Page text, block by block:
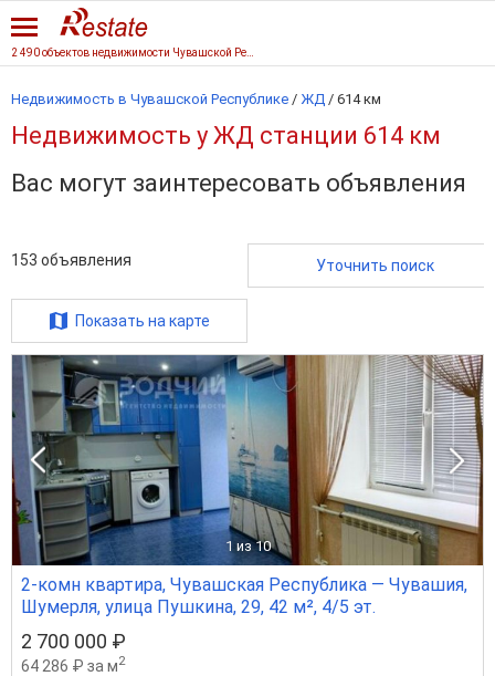
Недвижимость в Чувашской Республике / ЖД / 614 км
Недвижимость у ЖД станции 614 км
Вас могут заинтересовать объявления
153 объявления Уточнить поиск
Показать на карте
1 из 10
2-комн квартира, Чувашская Республика — Чувашия,
Шумерля, улица Пушкина, 29, 42 м², 4/5 эт.
2 700 000 ₽
64 286 ₽ за м2